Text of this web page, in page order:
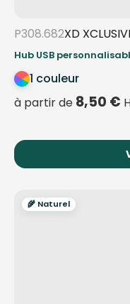
P308.682XD
Hub USB
1 couleur
à partir de 8,50 €
🌾 Naturel